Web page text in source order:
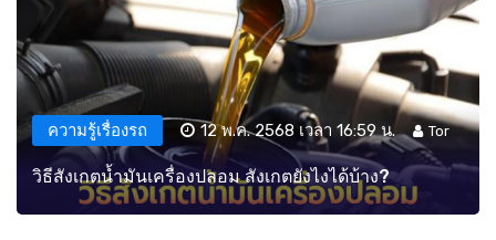
ความรู้เรื่องรถ 12 พ.ค. 2568 เวลา 16:59 น. Tor
วิธีสังเกตน้ำมันเครื่องปลอม สังเกตยังไงได้บ้าง?